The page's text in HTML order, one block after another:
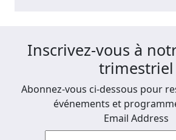
Inscrivez-vous à
trimestriel
Abonnez-vous ci-dessous pour
événements et
Email Address